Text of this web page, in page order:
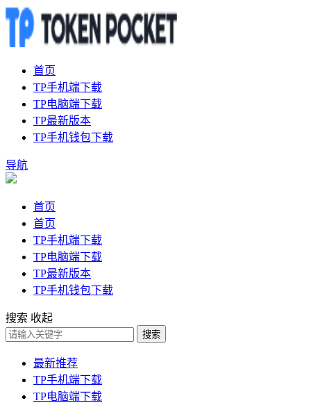
首页
TP手机端下载
TP电脑端下载
TP最新版本
TP手机钱包下载
导航
首页
首页
TP手机端下载
TP电脑端下载
TP最新版本
TP手机钱包下载
搜索 收起
搜索
最新推荐
TP手机端下载
TP电脑端下载